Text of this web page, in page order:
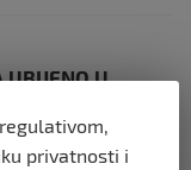
UBIJENO U
privatnosti i